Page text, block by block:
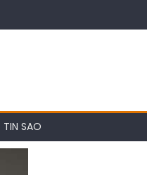
TIN SAO